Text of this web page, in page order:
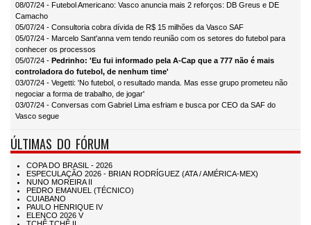
08/07/24 - Futebol Americano: Vasco anuncia mais 2 reforços: DB Greus e DE
Camacho
05/07/24 - Consultoria cobra dívida de R$ 15 milhões da Vasco SAF
05/07/24 - Marcelo Sant'anna vem tendo reunião com os setores do futebol para
conhecer os processos
05/07/24 - Pedrinho: 'Eu fui informado pela A-Cap que a 777 não é mais
controladora do futebol, de nenhum time'
03/07/24 - Vegetti: 'No futebol, o resultado manda. Mas esse grupo prometeu não
negociar a forma de trabalho, de jogar'
03/07/24 - Conversas com Gabriel Lima esfriam e busca por CEO da SAF do
Vasco segue
ÚLTIMAS DO FÓRUM